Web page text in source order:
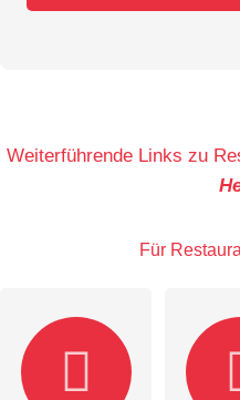
Weiterführende Links zu
Für